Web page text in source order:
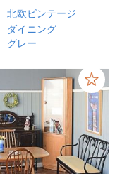
北欧ビンテージ
ダイニング
グレー